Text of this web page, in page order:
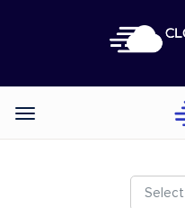
Categories